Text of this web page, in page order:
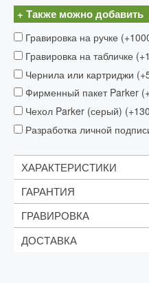
+ Также можно добавить
Гравировка на ручке
Гравировка на табличке
Чернила или картриджи
Фирменный пакет Parker
Чехол Parker (серый)
Разработка личной
ХАРАКТЕРИСТИКИ
Шариковая ручка
Блокнот Parker
Подарочная коробка
ГАРАНТИЯ
2 года
ГРАВИРОВКА
Стоимость:
ДОСТАВКА